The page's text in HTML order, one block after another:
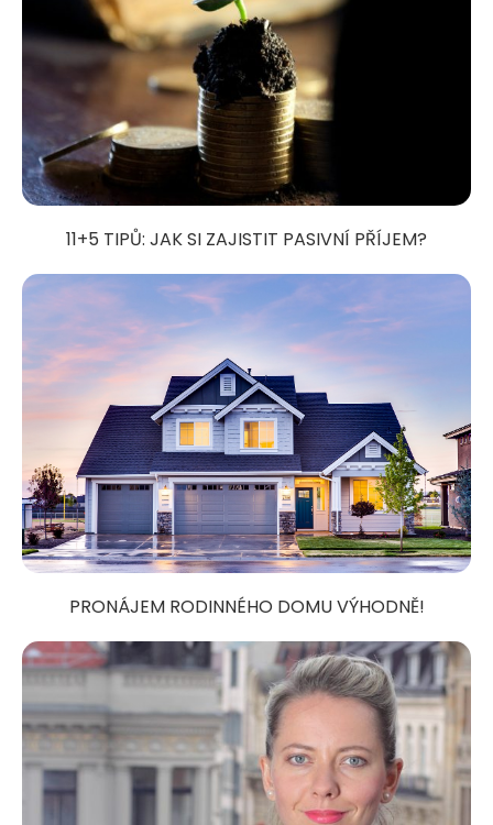
11+5 TIPŮ: JAK SI ZAJISTIT PASIVNÍ PŘÍJEM?
PRONÁJEM RODINNÉHO DOMU VÝHODNĚ!